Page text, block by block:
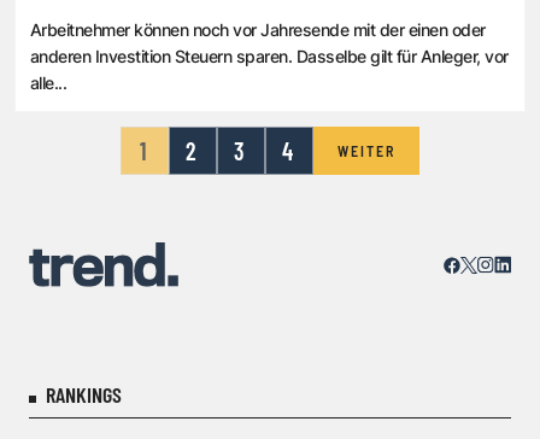
Arbeitnehmer können noch vor Jahresende mit der einen oder
anderen Investition Steuern sparen. Dasselbe gilt für Anleger, vor
alle...
1 2 3 4 WEITER
RANKINGS